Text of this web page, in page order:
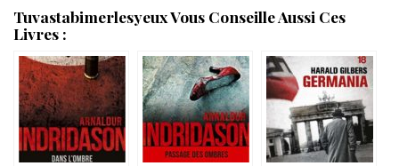
Tuvastabimerlesyeux Vous Conseille Aussi Ces
Livres :